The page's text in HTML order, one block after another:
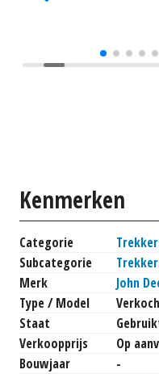
Kenmerken
Categorie
Subcategorie
Merk
John
Type / Model
Staat
Verkoopprijs
Op
Bouwjaar
-